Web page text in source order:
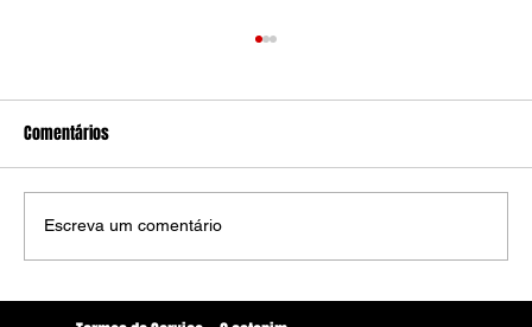
Vozes Resgatadas: No Dia da Mulher, Podcast
Comentários
Escreva um comentário